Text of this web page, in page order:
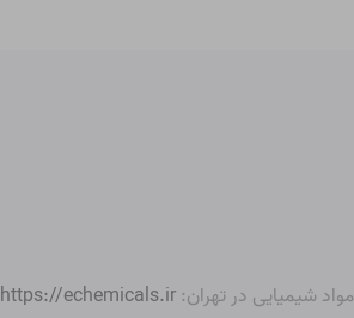
مواد شیمیایی در تهران:https://echemicals.ir/